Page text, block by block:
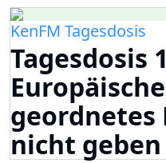
KenFM Tagesdosis
Tagesdosis
geordnetes
nicht geben